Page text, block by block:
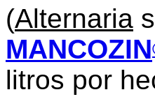
(Alternaria
MANCOZIN
litros por